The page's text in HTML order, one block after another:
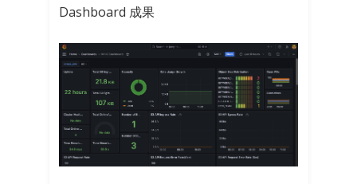
Dashboard 成果